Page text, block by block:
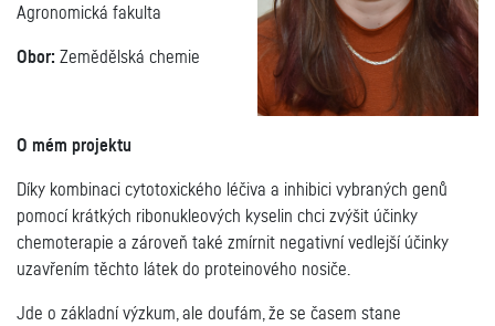
Agronomická fakulta
Obor: Zemědělská chemie
O mém projektu
Díky kombinaci cytotoxického léčiva a inhibici vybraných genů
pomocí krátkých ribonukleových kyselin chci zvýšit účinky
chemoterapie a zároveň také zmírnit negativní vedlejší účinky
uzavřením těchto látek do proteinového nosiče.
Jde o základní výzkum, ale doufám, že se časem stane